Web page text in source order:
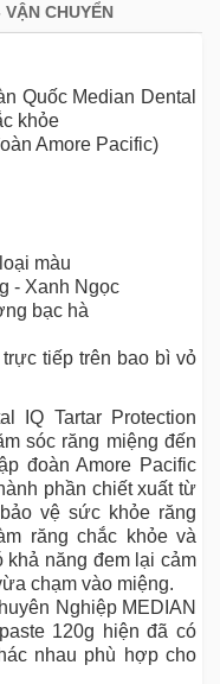
CHUYỂN
Quốc Median Dental
khỏe
Amore Pacific)
màu
- Xanh Ngọc
bạc hà
tiếp trên bao bì vỏ
IQ Tartar Protection
sóc răng miệng đến
đoàn Amore Pacific
phần chiết xuất từ
vệ sức khỏe răng
răng chắc khỏe và
khả năng đem lại cảm
chạm vào miệng.
Nghiệp MEDIAN
120g hiện đã có
nhau phù hợp cho